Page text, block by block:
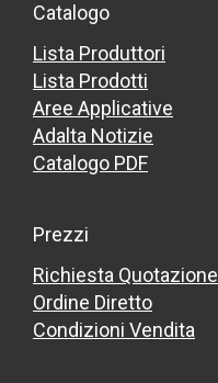
Catalogo
Lista Produttori
Lista Prodotti
Aree Applicative
Adalta Notizie
Catalogo PDF
Prezzi
Richiesta Quotazione
Ordine Diretto
Condizioni Vendita